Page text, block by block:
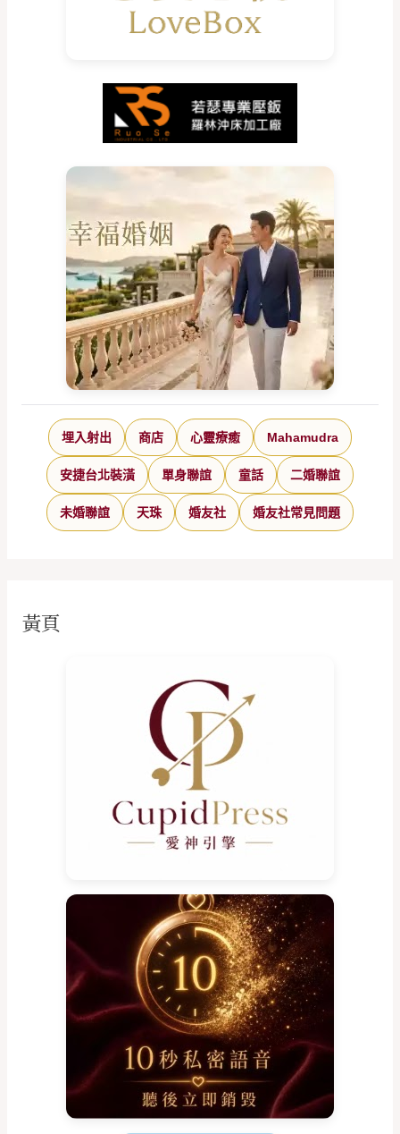
埋入射出 商店 心靈療癒 Mahamudra
安捷台北裝潢 單身聯誼 童話 二婚聯誼
未婚聯誼 天珠 婚友社 婚友社常見問題
黃頁